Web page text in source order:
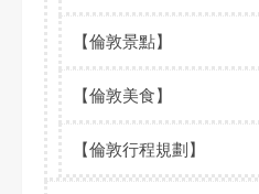
【倫敦景點】
【倫敦美食】
【倫敦行程規劃】